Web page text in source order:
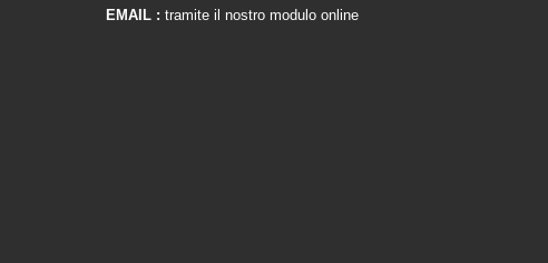
EMAIL : tramite il nostro modulo online